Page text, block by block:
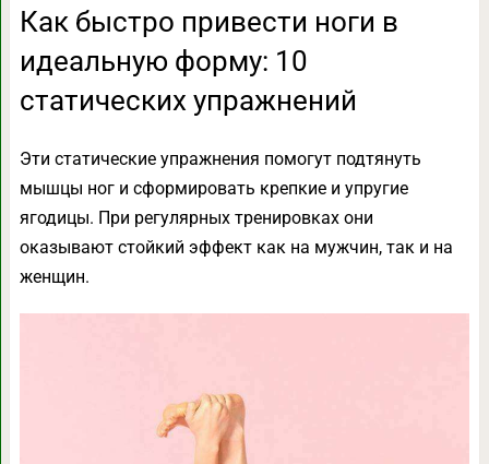
Как быстро привести ноги в
идеальную форму: 10
статических упражнений
Эти статические упражнения помогут подтянуть
мышцы ног и сформировать крепкие и упругие
ягодицы. При регулярных тренировках они
оказывают стойкий эффект как на мужчин, так и на
женщин.